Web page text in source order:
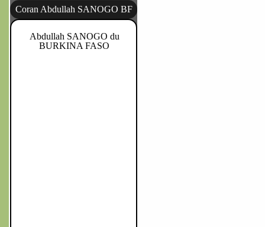
Coran Abdullah SANOGO BF
Abdullah SANOGO du
BURKINA FASO